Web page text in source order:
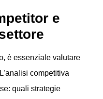
e
è essenziale valutare
competitiva
quali strategie